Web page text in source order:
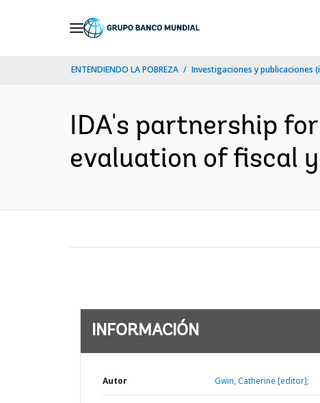
ENTENDIENDO LA POBREZA Investigaciones y publicaciones
IDA's partnership
evaluation of fiscal
INFORMACIÓN
Autor Gwin, Catherine [editor];